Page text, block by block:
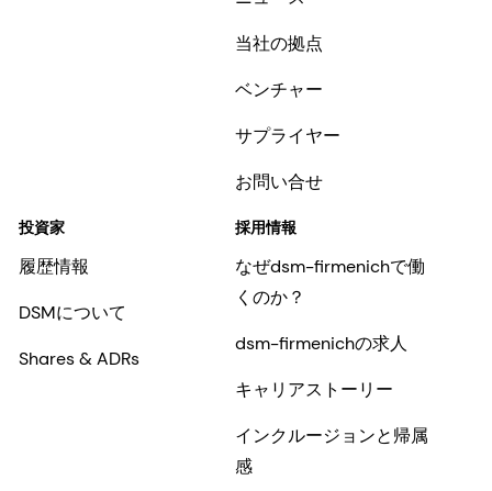
なぜdsm-firmenichで働
くのか？
dsm-firmenichの求人
キャリアストーリー
インクルージョンと帰属
初期の経歴